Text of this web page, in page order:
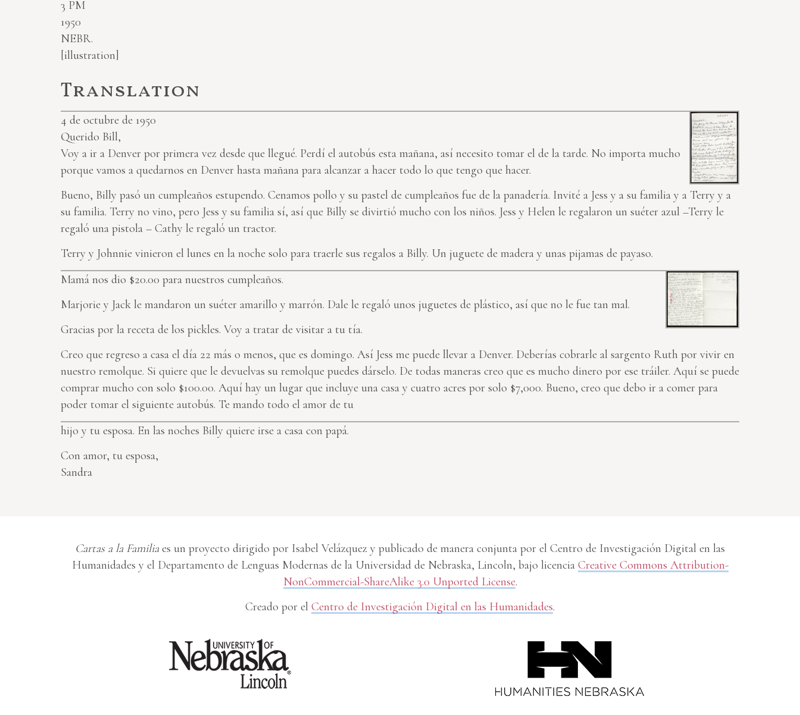
3 PM
1950
NEBR.
[illustration]
Translation
4 de octubre de 1950
Querido Bill,
Voy a ir a Denver por primera vez desde que llegué. Perdí el autobús esta mañana, así necesito tomar el de la tarde. No importa mucho
porque vamos a quedarnos en Denver hasta mañana para alcanzar a hacer todo lo que tengo que hacer.
Bueno, Billy pasó un cumpleaños estupendo. Cenamos pollo y su pastel de cumpleaños fue de la panadería. Invité a Jess y a su familia y a Terry y a
su familia. Terry no vino, pero Jess y su familia sí, así que Billy se divirtió mucho con los niños. Jess y Helen le regalaron un suéter azul –Terry le
regaló una pistola – Cathy le regaló un tractor.
Terry y Johnnie vinieron el lunes en la noche solo para traerle sus regalos a Billy. Un juguete de madera y unas pijamas de payaso.
Mamá nos dio $20.00 para nuestros cumpleaños.
Marjorie y Jack le mandaron un suéter amarillo y marrón. Dale le regaló unos juguetes de plástico, así que no le fue tan mal.
Gracias por la receta de los pickles. Voy a tratar de visitar a tu tía.
Creo que regreso a casa el día 22 más o menos, que es domingo. Así Jess me puede llevar a Denver. Deberías cobrarle al sargento Ruth por vivir en
nuestro remolque. Si quiere que le devuelvas su remolque puedes dárselo. De todas maneras creo que es mucho dinero por ese tráiler. Aquí se puede
comprar mucho con solo $100.00. Aquí hay un lugar que incluye una casa y cuatro acres por solo $7,000. Bueno, creo que debo ir a comer para
poder tomar el siguiente autobús. Te mando todo el amor de tu
hijo y tu esposa. En las noches Billy quiere irse a casa con papá.
Con amor, tu esposa,
Sandra
Cartas a la Familiaes un proyecto dirigido por Isabel Velázquez y publicado de manera conjunta por el Centro de Investigación Digital en las
Humanidades y el Departamento de Lenguas Modernas de la Universidad de Nebraska, Lincoln, bajo licencia Creative Commons Attribution-
NonCommercial-ShareAlike 3.0 Unported License.
Creado por el Centro de Investigación Digital en las Humanidades.